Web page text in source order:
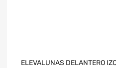
ELEVALUNAS DELANTERO